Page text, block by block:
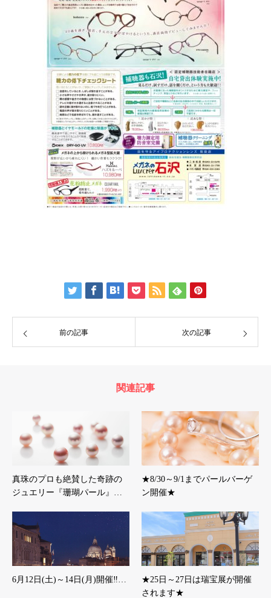
前の記事 次の記事
関連記事
真珠のプロも絶賛した奇跡の
ジュエリー『珊瑚パール』…
★8/30～9/1までパールバーゲ
ン開催★
6月12日(土)～14日(月)開催‼…
★25日～27日は瑞宝展が開催
されます★